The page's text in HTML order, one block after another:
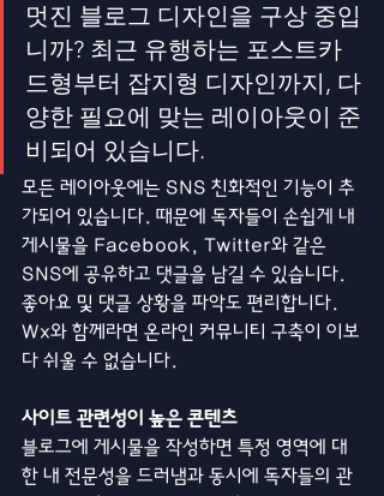
멋진 블로그 디자인을 구상 중입
니까? 최근 유행하는 포스트카
드형부터 잡지형 디자인까지, 다
양한 필요에 맞는 레이아웃이 준
비되어 있습니다.
모든 레이아웃에는 SNS 친화적인 기능이 추
가되어 있습니다. 때문에 독자들이 손쉽게 내
게시물을 Facebook, Twitter와 같은
SNS에 공유하고 댓글을 남길 수 있습니다.
좋아요 및 댓글 상황을 파악도 편리합니다.
Wx와 함께라면 온라인 커뮤니티 구축이 이보
다 쉬울 수 없습니다.
사이트 관련성이 높은 콘텐츠
블로그에 게시물을 작성하면 특정 영역에 대
한 내 전문성을 드러냄과 동시에 독자들의 관